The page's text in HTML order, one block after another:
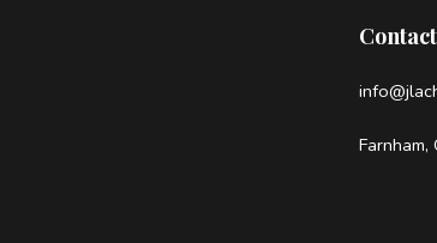
Contact
Farnham,